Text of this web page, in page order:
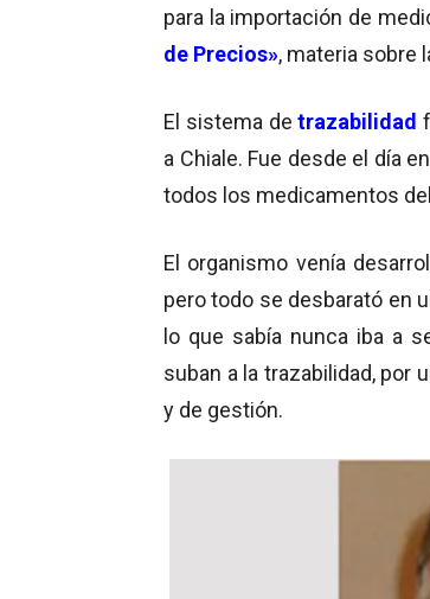
para la importación de
de Precios», materia sobre
El sistema de trazabilidad
a Chiale. Fue desde el día
todos los medicamentos
El organismo venía
pero todo se desbarató en
lo que sabía nunca iba a
suban a la trazabilidad, por
y de gestión.